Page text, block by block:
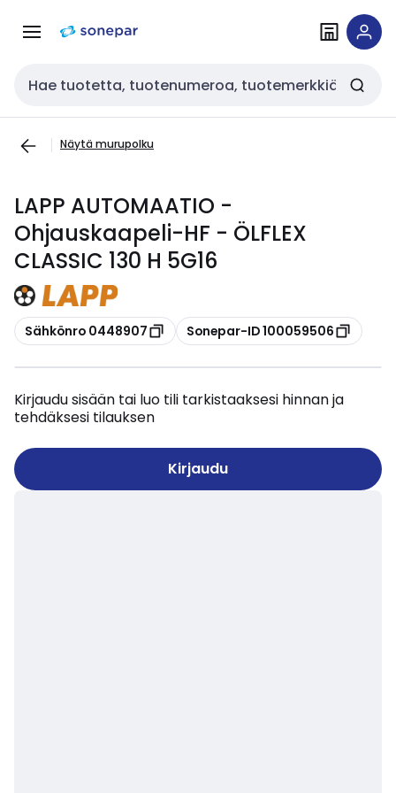
navigointiinsisältöön
Haku
Näytä murupolku
LAPP AUTOMAATIO -
Ohjauskaapeli-HF - ÖLFLEX
CLASSIC 130 H 5G16
Kopioi
Sähkönro 0448907 Kopioi
Sonepar-ID 100059506
Kirjaudu sisään tai luo tili tarkistaaksesi hinnan ja
tehdäksesi tilauksen
Kirjaudu